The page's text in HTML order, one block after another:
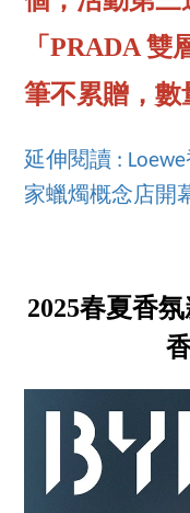
「PRADA
筆不累贈，數
延伸閱讀 :
家蠟燭概念店開
2025春夏香